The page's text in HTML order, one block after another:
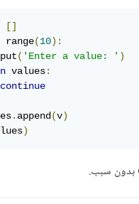
[]
range(10):
( 'Enter a value: ' )
values:
continue
. append (v)
)